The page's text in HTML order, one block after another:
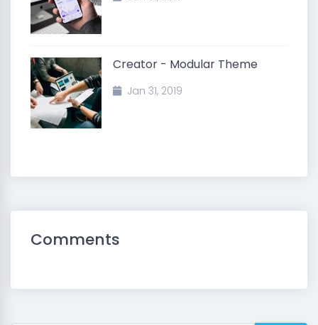
Creator - Modular Theme
Jan 31, 2019
Comments